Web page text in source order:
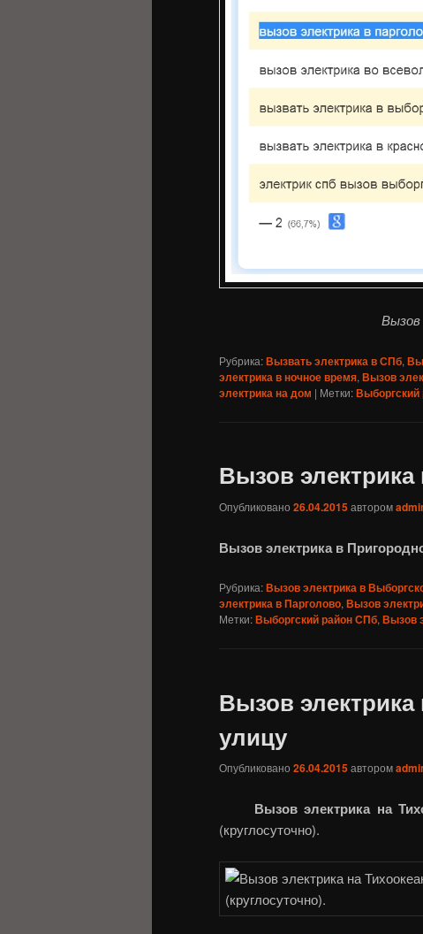
Вызов
Рубрика:Вызвать электрика в СПб,
электрика в ночное время, Вызов
электрика на дом | Метки:
Вызов
Опубликовано 26.04.2015автором
Вызов электрика в
Рубрика:Вызов электрика в
электрика в Парголово, Вызов
Метки:Выборгский район СПб, Вызов
Вызов
улицу
Опубликовано 26.04.2015автором
Вызов электрика на
(круглосуточно).